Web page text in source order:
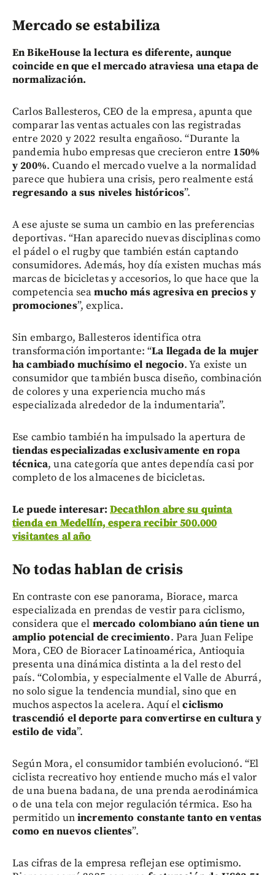
Mercado se estabiliza
En BikeHouse la lectura es diferente, aunque
coincide en que el mercado atraviesa una etapa de
normalización.
Carlos Ballesteros, CEO de la empresa, apunta que
comparar las ventas actuales con las registradas
entre 2020 y 2022 resulta engañoso. “Durante la
pandemia hubo empresas que crecieron entre 150%
y 200%. Cuando el mercado vuelve a la normalidad
parece que hubiera una crisis, pero realmente está
regresando a sus niveles históricos”.
A ese ajuste se suma un cambio en las preferencias
deportivas. “Han aparecido nuevas disciplinas como
el pádel o el rugby que también están captando
consumidores. Además, hoy día existen muchas más
marcas de bicicletas y accesorios, lo que hace que la
competencia seamucho más agresiva en precios y
promociones”, explica.
Sin embargo, Ballesteros identifica otra
transformación importante: “La llegada de la mujer
ha cambiado muchísimo el negocio. Ya existe un
consumidor que también busca diseño, combinación
de colores y una experiencia mucho más
especializada alrededor de la indumentaria”.
Ese cambio también ha impulsado la apertura de
tiendas especializadas exclusivamente en ropa
técnica, una categoría que antes dependía casi por
completo de los almacenes de bicicletas.
Le puede interesar: Decathlon abre su quinta
tienda en Medellín, espera recibir 500.000
visitantes al año
No todas hablan de crisis
En contraste con ese panorama, Biorace, marca
especializada en prendas de vestir para ciclismo,
considera que el mercado colombiano aún tiene un
amplio potencial de crecimiento. Para Juan Felipe
Mora, CEO de Bioracer Latinoamérica, Antioquia
presenta una dinámica distinta a la del resto del
país. “Colombia, y especialmente el Valle de Aburrá,
no solo sigue la tendencia mundial, sino que en
muchos aspectos la acelera. Aquí elciclismo
trascendió el deporte para convertirse en cultura y
estilo de vida”.
Según Mora, el consumidor también evolucionó. “El
ciclista recreativo hoy entiende mucho más el valor
de una buena badana, de una prenda aerodinámica
o de una tela con mejor regulación térmica. Eso ha
permitido unincremento constante tanto en ventas
como en nuevos clientes”.
Las cifras de la empresa reflejan ese optimismo.